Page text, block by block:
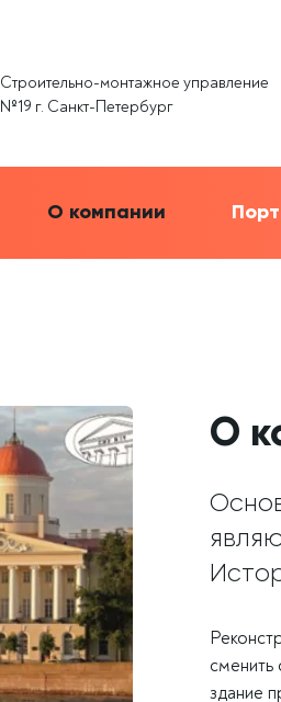
Строительно-монтажное управление
№19 г. Санкт-Петербург
О компании
О
сменить
здание